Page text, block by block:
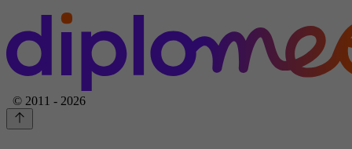
© 2011 - 2026